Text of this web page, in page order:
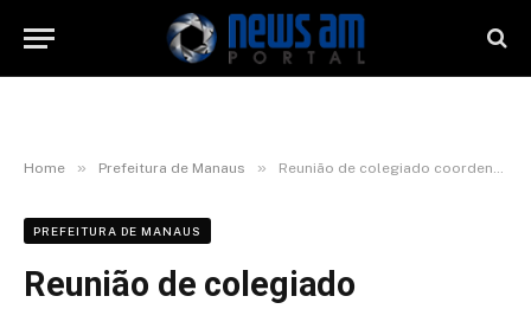
Home » Prefeitura de Manaus » Reunião de colegiado coordenado pela Prefeitura de Manaus define detalhes para realização da prova do concurso da Semed
PREFEITURA DE MANAUS
Reunião de colegiado